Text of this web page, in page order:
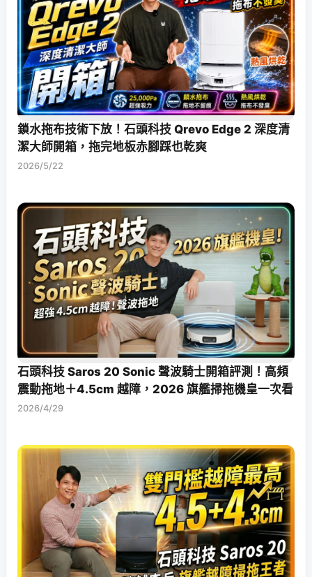
鎖水拖布技術下放！石頭科技 Qrevo Edge 2 深度清
潔大師開箱，拖完地板赤腳踩也乾爽
2026/5/22
石頭科技 Saros 20 Sonic 聲波騎士開箱評測！高頻
震動拖地＋4.5cm 越障，2026 旗艦掃拖機皇一次看
2026/4/29